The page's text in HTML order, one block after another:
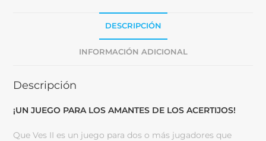
DESCRIPCIÓN
INFORMACIÓN ADICIONAL
Descripción
¡UN JUEGO PARA LOS AMANTES DE LOS ACERTIJOS!
Que Ves II es un juego para dos o más jugadores que